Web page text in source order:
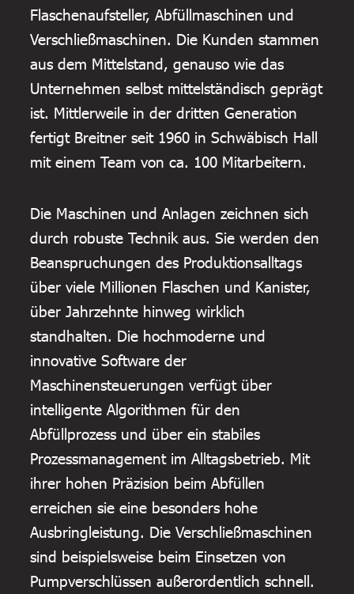
Flaschenaufsteller, Abfüllmaschinen und
Verschließmaschinen. Die Kunden stammen
aus dem Mittelstand, genauso wie das
Unternehmen selbst mittelständisch geprägt
ist. Mittlerweile in der dritten Generation
fertigt Breitner seit 1960 in Schwäbisch Hall
mit einem Team von ca. 100 Mitarbeitern.
Die Maschinen und Anlagen zeichnen sich
durch robuste Technik aus. Sie werden den
Beanspruchungen des Produktionsalltags
über viele Millionen Flaschen und Kanister,
über Jahrzehnte hinweg wirklich
standhalten. Die hochmoderne und
innovative Software der
Maschinensteuerungen verfügt über
intelligente Algorithmen für den
Abfüllprozess und über ein stabiles
Prozessmanagement im Alltagsbetrieb. Mit
ihrer hohen Präzision beim Abfüllen
erreichen sie eine besonders hohe
Ausbringleistung. Die Verschließmaschinen
sind beispielsweise beim Einsetzen von
Pumpverschlüssen außerordentlich schnell.